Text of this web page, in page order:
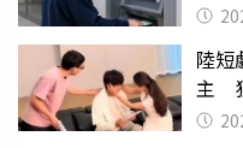
陸短
主
潰